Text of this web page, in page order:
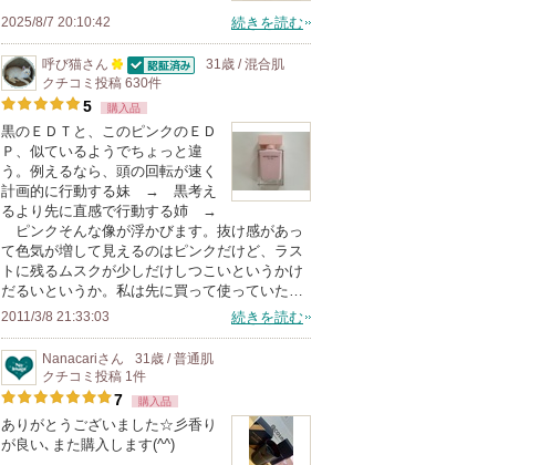
登
録
さ
れ
て
い
ま
す
2025/8/7 20:10:42 続きを読む
呼び猫さん
100
人
以
上
の
メ
ン
バ
ー
気
に
入
り
認証済
31歳 / 混合肌
クチコミ投稿 630件
5 購入品
黒のＥＤＴと、このピンクのＥＤ
Ｐ、似ているようでちょっと違
う。例えるなら、頭の回転が速く
計画的に行動する妹 → 黒考え
るより先に直感で行動する姉 →
ピンクそんな像が浮かびます。抜け感があっ
て色気が増して見えるのはピンクだけど、ラス
トに残るムスクが少しだけしつこいというかけ
だるいというか。私は先に買って使っていた…
2011/3/8 21:33:03 続きを読む
Nanacariさん
31歳 / 普通肌
クチコミ投稿 1件
7 購入品
ありがとうございました☆彡香り
が良い､また購入します(^^)